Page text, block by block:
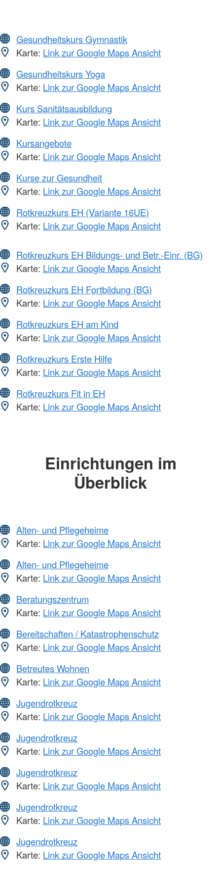
Gesundheitskurs Gymnastik
Karte: Link zur Google Maps Ansicht
Gesundheitskurs Yoga
Karte: Link zur Google Maps Ansicht
Kurs Sanitätsausbildung
Karte: Link zur Google Maps Ansicht
Kursangebote
Karte: Link zur Google Maps Ansicht
Kurse zur Gesundheit
Karte: Link zur Google Maps Ansicht
Rotkreuzkurs EH (Variante 16UE)
Karte: Link zur Google Maps Ansicht
Rotkreuzkurs EH Bildungs- und Betr.-Einr. (BG)
Karte: Link zur Google Maps Ansicht
Rotkreuzkurs EH Fortbildung (BG)
Karte: Link zur Google Maps Ansicht
Rotkreuzkurs EH am Kind
Karte: Link zur Google Maps Ansicht
Rotkreuzkurs Erste Hilfe
Karte: Link zur Google Maps Ansicht
Rotkreuzkurs Fit in EH
Karte: Link zur Google Maps Ansicht
Einrichtungen im
Überblick
Alten- und Pflegeheime
Karte: Link zur Google Maps Ansicht
Alten- und Pflegeheime
Karte: Link zur Google Maps Ansicht
Beratungszentrum
Karte: Link zur Google Maps Ansicht
Bereitschaften / Katastrophenschutz
Karte: Link zur Google Maps Ansicht
Betreutes Wohnen
Karte: Link zur Google Maps Ansicht
Jugendrotkreuz
Karte: Link zur Google Maps Ansicht
Jugendrotkreuz
Karte: Link zur Google Maps Ansicht
Jugendrotkreuz
Karte: Link zur Google Maps Ansicht
Jugendrotkreuz
Karte: Link zur Google Maps Ansicht
Jugendrotkreuz
Karte: Link zur Google Maps Ansicht